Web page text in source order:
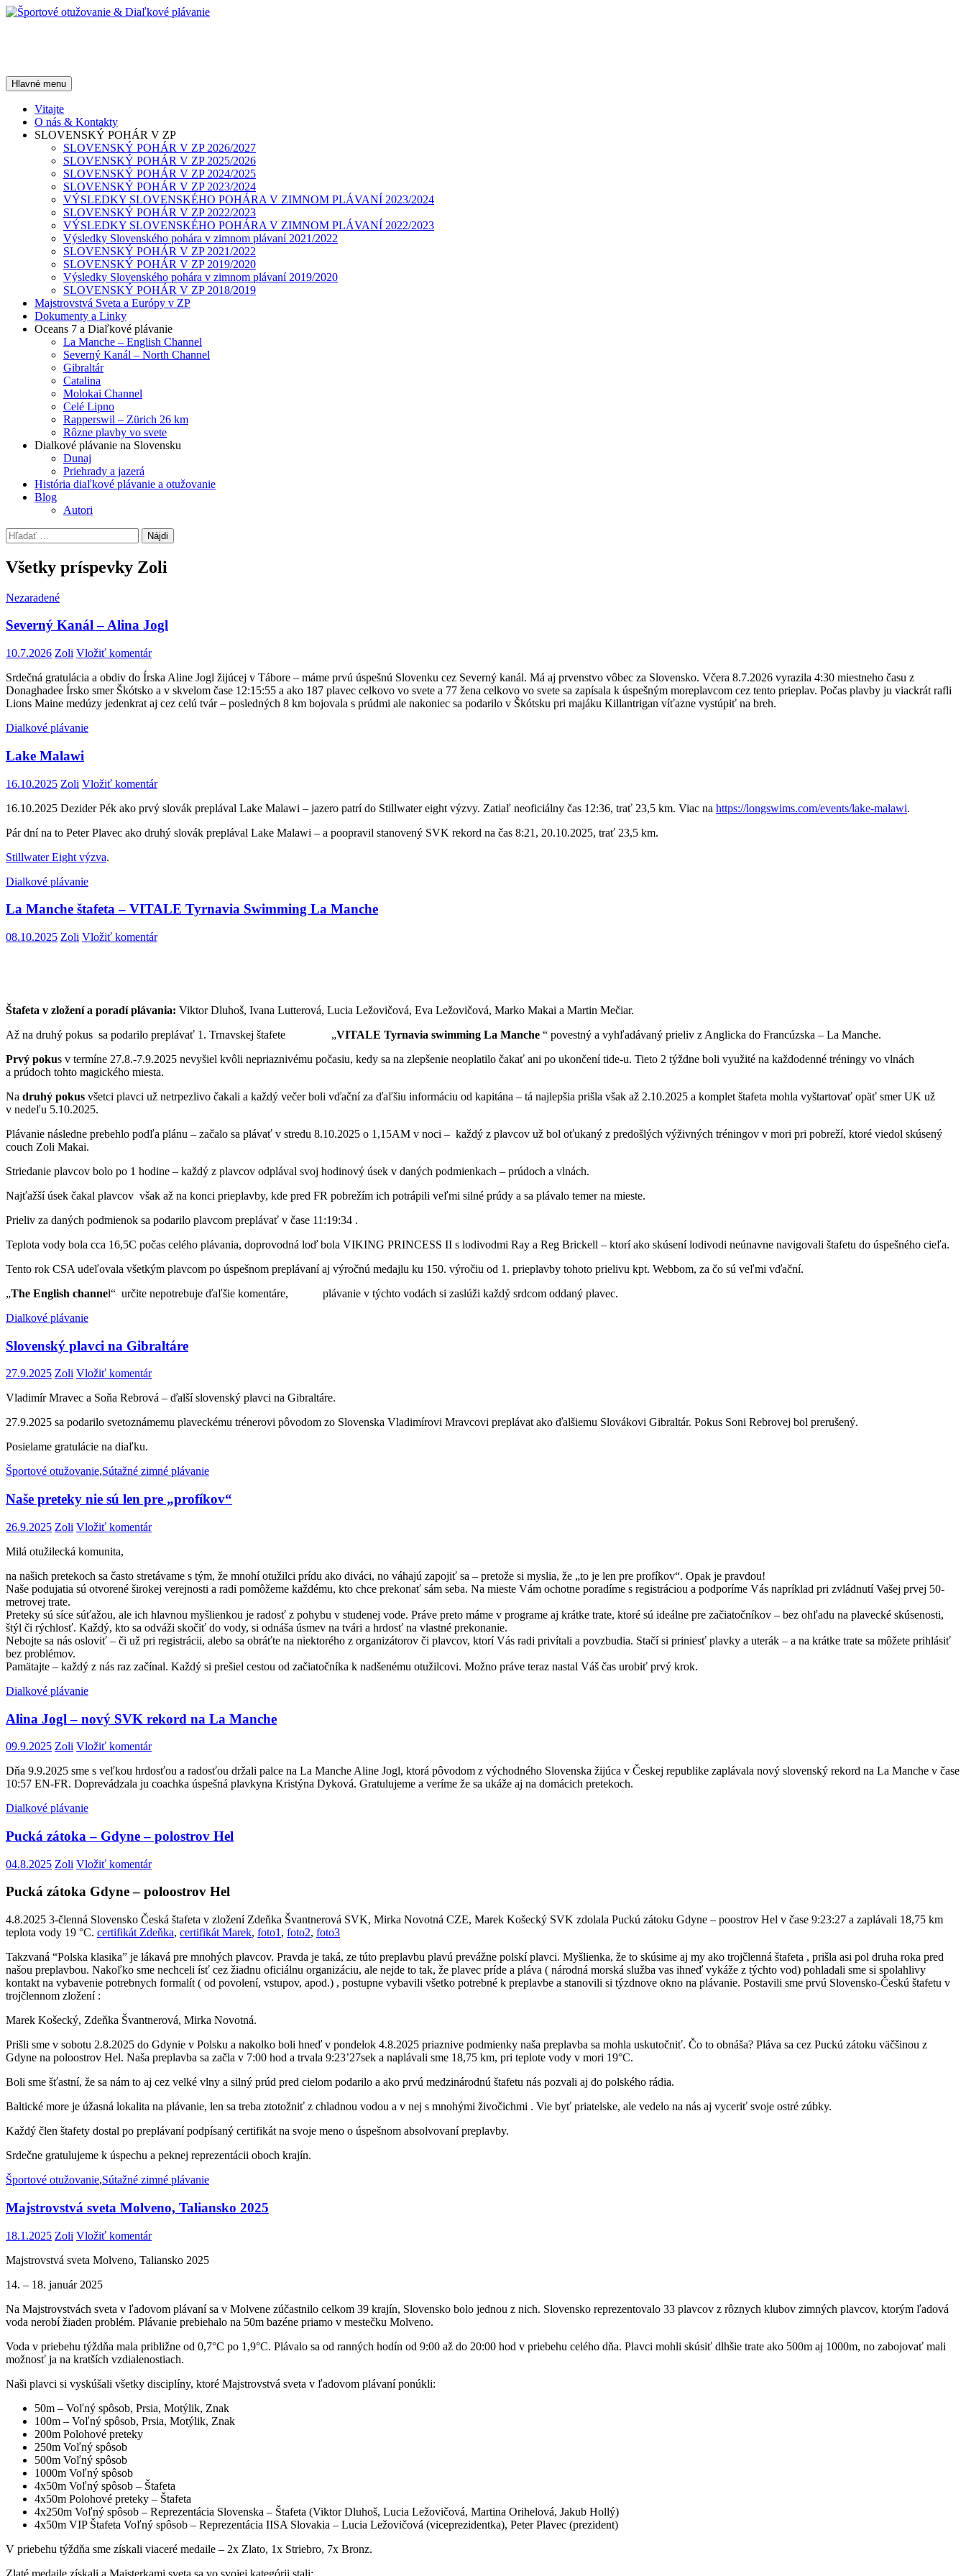
Preskočiť
Hľadať
Hlavné menu
Vitajte
O nás & Kontakty
SLOVENSKÝ POHÁR V ZP
SLOVENSKÝ POHÁR V ZP 2026/2027
SLOVENSKÝ POHÁR V ZP 2025/2026
SLOVENSKÝ POHÁR V ZP 2024/2025
SLOVENSKÝ POHÁR V ZP 2023/2024
VÝSLEDKY SLOVENSKÉHO POHÁRA V ZIMNOM PLÁVANÍ 2023/2024
SLOVENSKÝ POHÁR V ZP 2022/2023
VÝSLEDKY SLOVENSKÉHO POHÁRA V ZIMNOM PLÁVANÍ 2022/2023
Výsledky Slovenského pohára v zimnom plávaní 2021/2022
SLOVENSKÝ POHÁR V ZP 2021/2022
SLOVENSKÝ POHÁR V ZP 2019/2020
Výsledky Slovenského pohára v zimnom plávaní 2019/2020
SLOVENSKÝ POHÁR V ZP 2018/2019
Majstrovstvá Sveta a Európy v ZP
Dokumenty a Linky
Oceans 7 a Diaľkové plávanie
La Manche – English Channel
Severný Kanál – North Channel
Gibraltár
Catalina
Molokai Channel
Celé Lipno
Rapperswil – Zürich 26 km
Rôzne plavby vo svete
Dialkové plávanie na Slovensku
Dunaj
Priehrady a jazerá
História diaľkové plávanie a otužovanie
Blog
Autori
Hľadať:
Všetky príspevky Zoli
Nezaradené
Severný Kanál – Alina Jogl
10.7.2026 Zoli Vložiť komentár
Srdečná gratulácia a obdiv do Írska Aline Jogl žijúcej v Tábore – máme prvú úspešnú Slovenku cez Severný kanál. Má aj prvenstvo vôbec za Slovensko. Včera 8.7.2026 vyrazila 4:30 miestneho času z
Donaghadee Írsko smer Škótsko a v skvelom čase 12:15:55 a ako 187 plavec celkovo vo svete a 77 žena celkovo vo svete sa zapísala k úspešným moreplavcom cez tento prieplav. Počas plavby ju viackrát rafli
Lions Maine medúzy jedenkrat aj cez celú tvár – posledných 8 km bojovala s prúdmi ale nakoniec sa podarilo v Škótsku pri majáku Killantrigan víťazne vystúpiť na breh.
Dialkové plávanie
Lake Malawi
16.10.2025 Zoli Vložiť komentár
16.10.2025 Dezider Pék ako prvý slovák preplával Lake Malawi – jazero patrí do Stillwater eight výzvy. Zatiaľ neoficiálny čas 12:36, trať 23,5 km. Viac na https://longswims.com/events/lake-malawi.
Pár dní na to Peter Plavec ako druhý slovák preplával Lake Malawi – a poopravil stanovený SVK rekord na čas 8:21, 20.10.2025, trať 23,5 km.
Stillwater Eight výzva.
Dialkové plávanie
La Manche štafeta – VITALE Tyrnavia Swimming La Manche
08.10.2025 Zoli Vložiť komentár
Štafeta v zložení a poradí plávania: Viktor Dluhoš, Ivana Lutterová, Lucia Ležovičová, Eva Ležovičová, Marko Makai a Martin Mečiar.
Až na druhý pokus sa podarilo preplávať 1. Trnavskej štafete „VITALE Tyrnavia swimming La Manche “ povestný a vyhľadávaný prieliv z Anglicka do Francúzska – La Manche.
Prvý pokus v termíne 27.8.-7.9.2025 nevyšiel kvôli nepriaznivému počasiu, kedy sa na zlepšenie neoplatilo čakať ani po ukončení tide-u. Tieto 2 týždne boli využité na každodenné tréningy vo vlnách
a prúdoch tohto magického miesta.
Na druhý pokus všetci plavci už netrpezlivo čakali a každý večer boli vďační za ďaľšiu informáciu od kapitána – tá najlepšia prišla však až 2.10.2025 a komplet štafeta mohla vyštartovať opäť smer UK už
v nedeľu 5.10.2025.
Plávanie následne prebehlo podľa plánu – začalo sa plávať v stredu 8.10.2025 o 1,15AM v noci – každý z plavcov už bol oťukaný z predošlých výživných tréningov v mori pri pobreží, ktoré viedol skúsený
couch Zoli Makai.
Striedanie plavcov bolo po 1 hodine – každý z plavcov odplával svoj hodinový úsek v daných podmienkach – prúdoch a vlnách.
Najťažší úsek čakal plavcov však až na konci prieplavby, kde pred FR pobrežím ich potrápili veľmi silné prúdy a sa plávalo temer na mieste.
Prieliv za daných podmienok sa podarilo plavcom preplávať v čase 11:19:34 .
Teplota vody bola cca 16,5C počas celého plávania, doprovodná loď bola VIKING PRINCESS II s lodivodmi Ray a Reg Brickell – ktorí ako skúsení lodivodi neúnavne navigovali štafetu do úspešného cieľa.
Tento rok CSA udeľovala všetkým plavcom po úspešnom preplávaní aj výročnú medajlu ku 150. výročiu od 1. prieplavby tohoto prielivu kpt. Webbom, za čo sú veľmi vďační.
„The English channel“ určite nepotrebuje ďaľšie komentáre, plávanie v týchto vodách si zaslúži každý srdcom oddaný plavec.
Dialkové plávanie
Slovenský plavci na Gibraltáre
27.9.2025 Zoli Vložiť komentár
Vladimír Mravec a Soňa Rebrová – ďalší slovenský plavci na Gibraltáre.
27.9.2025 sa podarilo svetoznámemu plaveckému trénerovi pôvodom zo Slovenska Vladimírovi Mravcovi preplávat ako ďalšiemu Slovákovi Gibraltár. Pokus Soni Rebrovej bol prerušený.
Posielame gratulácie na diaľku.
Športové otužovanie,Sútažné zimné plávanie
Naše preteky nie sú len pre „profíkov“
26.9.2025 Zoli Vložiť komentár
Milá otužilecká komunita,
na našich pretekoch sa často stretávame s tým, že mnohí otužilci prídu ako diváci, no váhajú zapojiť sa – pretože si myslia, že „to je len pre profíkov“. Opak je pravdou!
Naše podujatia sú otvorené širokej verejnosti a radi pomôžeme každému, kto chce prekonať sám seba. Na mieste Vám ochotne poradíme s registráciou a podporíme Vás napríklad pri zvládnutí Vašej prvej 50-
metrovej trate.
Preteky sú síce súťažou, ale ich hlavnou myšlienkou je radosť z pohybu v studenej vode. Práve preto máme v programe aj krátke trate, ktoré sú ideálne pre začiatočníkov – bez ohľadu na plavecké skúsenosti,
štýl či rýchlosť. Každý, kto sa odváži skočiť do vody, si odnáša úsmev na tvári a hrdosť na vlastné prekonanie.
Nebojte sa nás osloviť – či už pri registrácii, alebo sa obráťte na niektorého z organizátorov či plavcov, ktorí Vás radi privítali a povzbudia. Stačí si priniesť plavky a uterák – a na krátke trate sa môžete prihlásiť
bez problémov.
Pamätajte – každý z nás raz začínal. Každý si prešiel cestou od začiatočníka k nadšenému otužilcovi. Možno práve teraz nastal Váš čas urobiť prvý krok.
Dialkové plávanie
Alina Jogl – nový SVK rekord na La Manche
09.9.2025 Zoli Vložiť komentár
Dňa 9.9.2025 sme s veľkou hrdosťou a radosťou držali palce na La Manche Aline Jogl, ktorá pôvodom z východného Slovenska žijúca v Českej republike zaplávala nový slovenský rekord na La Manche v čase
10:57 EN-FR. Doprevádzala ju coachka úspešná plavkyna Kristýna Dyková. Gratulujeme a veríme že sa ukáže aj na domácich pretekoch.
Dialkové plávanie
Pucká zátoka – Gdyne – polostrov Hel
04.8.2025 Zoli Vložiť komentár
Pucká zátoka Gdyne – poloostrov Hel
4.8.2025 3-členná Slovensko Česká štafeta v zložení Zdeňka Švantnerová SVK, Mirka Novotná CZE, Marek Košecký SVK zdolala Puckú zátoku Gdyne – poostrov Hel v čase 9:23:27 a zaplávali 18,75 km
teplota vody 19 °C. certifikát Zdeňka, certifikát Marek, foto1 , foto2, foto3
Takzvaná “Polska klasika” je lákavá pre mnohých plavcov. Pravda je taká, ze túto preplavbu plavú prevážne polskí plavci. Myšlienka, že to skúsime aj my ako trojčlenná štafeta , prišla asi pol druha roka pred
našou preplavbou. Nakoľko sme nechceli ísť cez žiadnu oficiálnu organizáciu, ale nejde to tak, že plavec príde a pláva ( národná morská služba vas ihneď vykáže z týchto vod) pohladali sme si spolahlivy
kontakt na vybavenie potrebnych formalít ( od povolení, vstupov, apod.) , postupne vybavili všetko potrebné k preplavbe a stanovili si týzdnove okno na plávanie. Postavili sme prvú Slovensko-Českú štafetu v
trojčlennom zložení :
Marek Košecký, Zdeňka Švantnerová, Mirka Novotná.
Prišli sme v sobotu 2.8.2025 do Gdynie v Polsku a nakolko boli hneď v pondelok 4.8.2025 priaznive podmienky naša preplavba sa mohla uskutočniť. Čo to obnáša? Pláva sa cez Puckú zátoku väčšinou z
Gdyne na poloostrov Hel. Naša preplavba sa začla v 7:00 hod a trvala 9:23’27sek a naplávali sme 18,75 km, pri teplote vody v mori 19°C.
Boli sme šťastní, že sa nám to aj cez velké vlny a silný prúd pred cielom podarilo a ako prvú medzinárodnú štafetu nás pozvali aj do polského rádia.
Baltické more je úžasná lokalita na plávanie, len sa treba ztotožniť z chladnou vodou a v nej s mnohými živočichmi . Vie byť priatelske, ale vedelo na nás aj vyceriť svoje ostré zúbky.
Každý člen štafety dostal po preplávaní podpísaný certifikát na svoje meno o úspešnom absolvovaní preplavby.
Srdečne gratulujeme k úspechu a peknej reprezentácii oboch krajín.
Športové otužovanie,Sútažné zimné plávanie
Majstrovstvá sveta Molveno, Taliansko 2025
18.1.2025 Zoli Vložiť komentár
Majstrovstvá sveta Molveno, Taliansko 2025
14. – 18. január 2025
Na Majstrovstvách sveta v ľadovom plávaní sa v Molvene zúčastnilo celkom 39 krajín, Slovensko bolo jednou z nich. Slovensko reprezentovalo 33 plavcov z rôznych klubov zimných plavcov, ktorým ľadová
voda nerobí žiaden problém. Plávanie prebiehalo na 50m bazéne priamo v mestečku Molveno.
Voda v priebehu týždňa mala približne od 0,7°C po 1,9°C. Plávalo sa od ranných hodín od 9:00 až do 20:00 hod v priebehu celého dňa. Plavci mohli skúsiť dlhšie trate ako 500m aj 1000m, no zabojovať mali
možnosť ja na kratších vzdialenostiach.
Naši plavci si vyskúšali všetky disciplíny, ktoré Majstrovstvá sveta v ľadovom plávaní ponúkli:
50m – Voľný spôsob, Prsia, Motýlik, Znak
100m – Voľný spôsob, Prsia, Motýlik, Znak
200m Polohové preteky
250m Voľný spôsob
500m Voľný spôsob
1000m Voľný spôsob
4x50m Voľný spôsob – Štafeta
4x50m Polohové preteky – Štafeta
4x250m Voľný spôsob – Reprezentácia Slovenska – Štafeta (Viktor Dluhoš, Lucia Ležovičová, Martina Orihelová, Jakub Hollý)
4x50m VIP Štafeta Voľný spôsob – Reprezentácia IISA Slovakia – Lucia Ležovičová (viceprezidentka), Peter Plavec (prezident)
V priebehu týždňa sme získali viaceré medaile – 2x Zlato, 1x Striebro, 7x Bronz.
Zlaté medaile získali a Majsterkami sveta sa vo svojej kategórii stali: